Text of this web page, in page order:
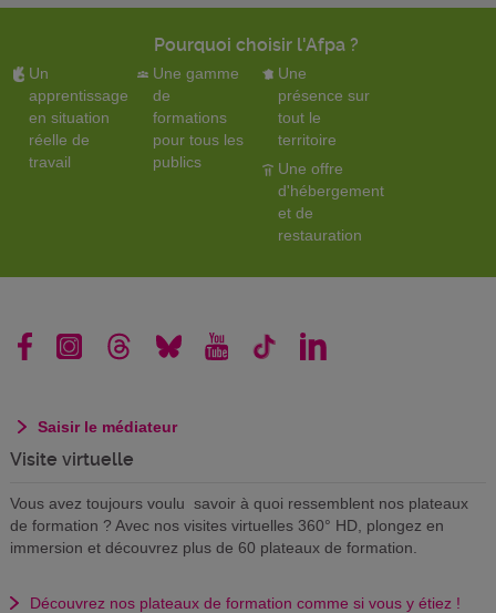
Pourquoi choisir l'Afpa ?
Un
apprentissage
en situation
réelle de
travail
Une gamme
de
formations
pour tous les
publics
Une
présence sur
tout le
territoire
Une offre
d'hébergement
et de
restauration
Saisir le médiateur
Visite virtuelle
Vous avez toujours voulu savoir à quoi ressemblent nos plateaux
de formation ? Avec nos visites virtuelles 360° HD, plongez en
immersion et découvrez plus de 60 plateaux de formation.
Découvrez nos plateaux de formation comme si vous y étiez !